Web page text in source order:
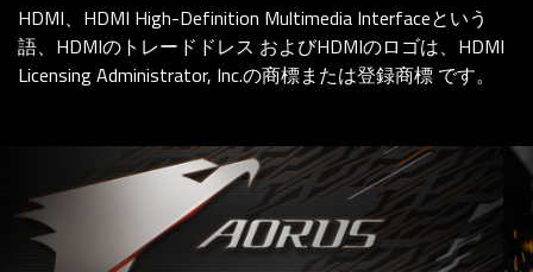
HDMI、HDMI High-Definition Multimedia Interfaceという
語、HDMIのトレードドレス およびHDMIのロゴは、HDMI
Licensing Administrator, Inc.の商標または登録商標 です。